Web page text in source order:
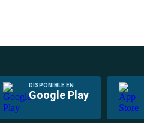
DISPONIBLE EN
Google Play